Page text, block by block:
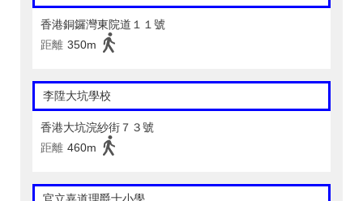
香港銅鑼灣東院道１１號
距離 350m
李陞大坑學校
香港大坑浣紗街７３號
距離 460m
官立嘉道理爵士小學